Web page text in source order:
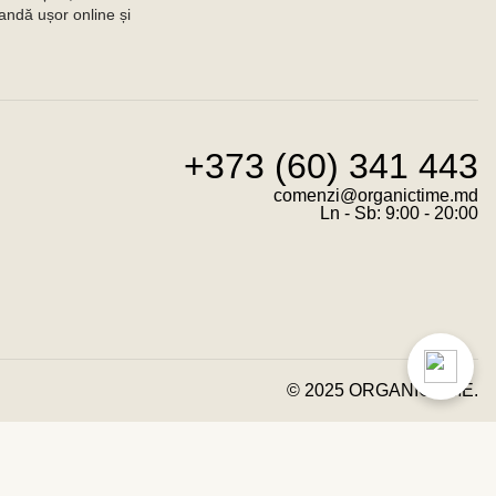
ușor online și
+373 (60) 341 443
comenzi@organictime.md
Ln - Sb: 9:00 - 20:00
© 2025 ORGANICTIME.